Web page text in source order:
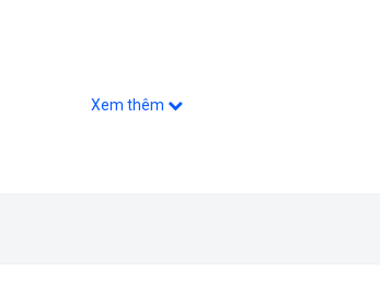
Xem thêm